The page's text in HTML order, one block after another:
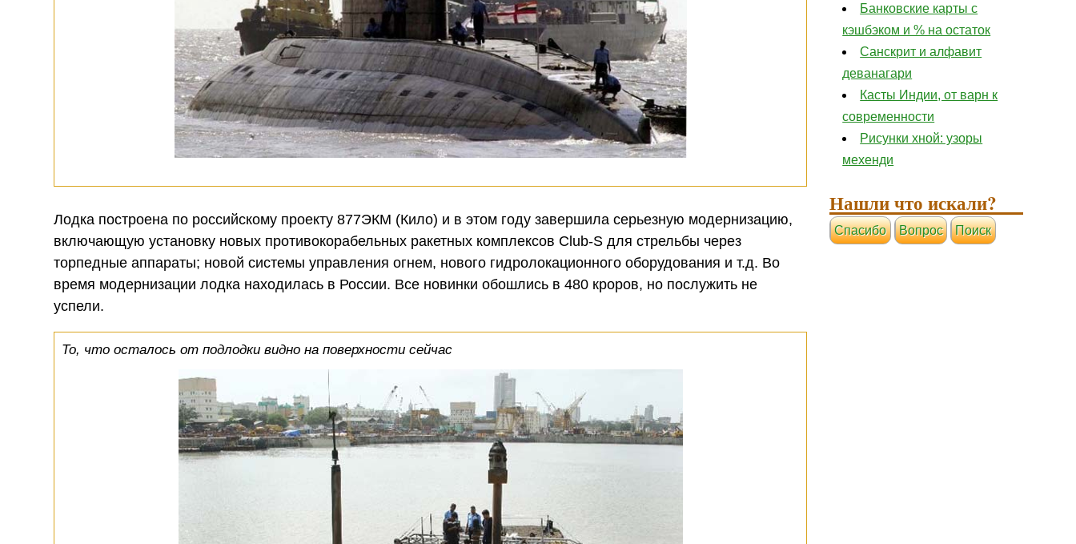
Лодка построена по российскому проекту 877ЭКМ (Кило) и в этом году завершила серьезную модернизацию,
включающую установку новых противокорабельных ракетных комплексов Club-S для стрельбы через
торпедные аппараты; новой системы управления огнем, нового гидролокационного оборудования и т.д. Во
время модернизации лодка находилась в России. Все новинки обошлись в 480 кроров, но послужить не
успели.
То, что осталось от подлодки видно на поверхности сейчас
Банковские карты с
кэшбэком и % на остаток
Санскрит и алфавит
деванагари
Касты Индии, от варн к
современности
Рисунки хной: узоры
мехенди
Нашли что искали?
Cпасибо Вопрос Поиск